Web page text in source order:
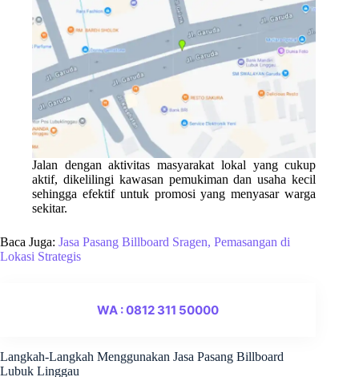
Jalan dengan aktivitas masyarakat lokal yang cukup
aktif, dikelilingi kawasan pemukiman dan usaha kecil
sehingga efektif untuk promosi yang menyasar warga
sekitar.
Baca Juga: Jasa Pasang Billboard Sragen, Pemasangan di
Lokasi Strategis
WA : 0812 311 50000
Langkah-Langkah Menggunakan Jasa Pasang Billboard
Lubuk Linggau